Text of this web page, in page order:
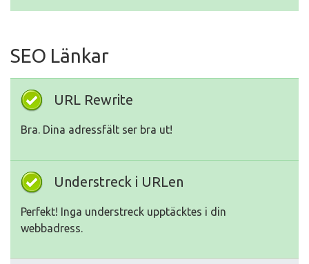
SEO Länkar
URL Rewrite
Bra. Dina adressfält ser bra ut!
Understreck i URLen
Perfekt! Inga understreck upptäcktes i din
webbadress.